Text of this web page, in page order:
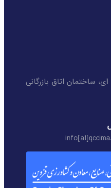
ای، ساختمان اتاق بازرگانی